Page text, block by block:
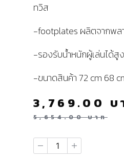
ทวิส
-footplates ผลิตจากพล
-รองรับน้ำหนักผู้เล่นได้สู
-ขนาดสินค้า 72 cm 68
5,654.00บาท
3,769.00 บ